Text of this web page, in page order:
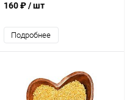
160 ₽/ шт
Подробнее